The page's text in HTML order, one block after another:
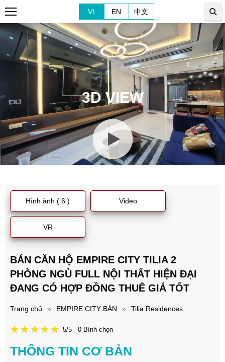
VI EN 中文
3D VIEW
Hình ảnh ( 6 ) Video
VR
BÁN CĂN HỘ EMPIRE CITY TILIA 2
PHÒNG NGỦ FULL NỘI THẤT HIỆN ĐẠI
ĐANG CÓ HỢP ĐỒNG THUÊ GIÁ TỐT
Trang chủ » EMPIRE CITY BÁN » Tilia Residences
5/5 - 0 Bình chọn
THÔNG TIN CƠ BẢN